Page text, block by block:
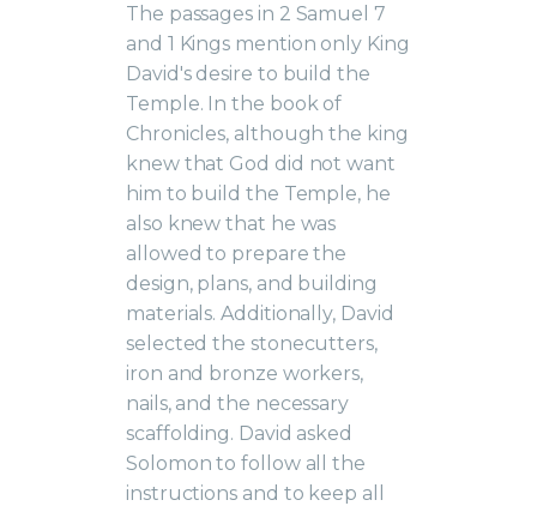
The passages in 2 Samuel 7
and 1 Kings mention only King
David's desire to build the
Temple. In the book of
Chronicles, although the king
knew that God did not want
him to build the Temple, he
also knew that he was
allowed to prepare the
design, plans, and building
materials. Additionally, David
selected the stonecutters,
iron and bronze workers,
nails, and the necessary
scaffolding. David asked
Solomon to follow all the
instructions and to keep all